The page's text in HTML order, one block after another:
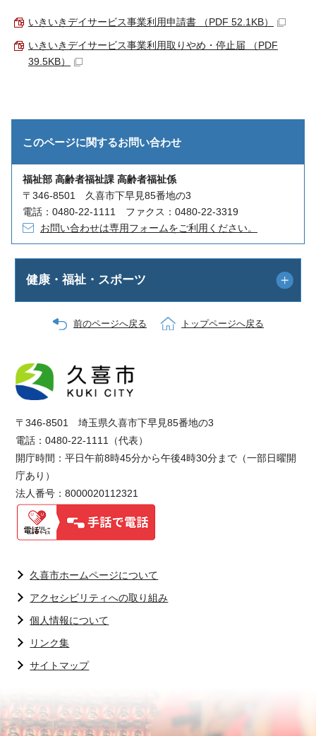
いきいきデイサービス事業利用申請書 （PDF 52.1KB）
いきいきデイサービス事業利用取りやめ・停止届 （PDF
39.5KB）
このページに関するお問い合わせ
福祉部 高齢者福祉課 高齢者福祉係
〒346-8501 久喜市下早見85番地の3
電話：0480-22-1111 ファクス：0480-22-3319
お問い合わせは専用フォームをご利用ください。
健康・福祉・スポーツ
前のページへ戻る トップページへ戻る
〒346-8501 埼玉県久喜市下早見85番地の3
電話：0480-22-1111（代表）
開庁時間：平日午前8時45分から午後4時30分まで（一部日曜開
庁あり）
法人番号：8000020112321
久喜市ホームページについて
アクセシビリティへの取り組み
個人情報について
リンク集
サイトマップ